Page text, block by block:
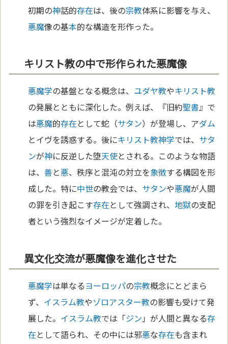
初期の神話的存在は、後の宗教体系に影響を与え、
悪魔像の基本的な構造を形作った。
キリスト教の中で形作られた悪魔像
悪魔学の基盤となる概念は、 ユダヤ教やキリスト教
の発展とともに深化した。例えば、『旧約聖書』で
は悪魔的存在として蛇（サタン）が登場し、アダム
とイヴを誘惑する。後にキリスト教神学では、 サタ
ンが神に反逆した堕天使とされる。このような物語
は、善と悪、秩序と混沌の対立を象徴する構図を形
成した。特に中世の教会では、 サタンや悪魔が人間
の罪を引き起こす存在として強調され、地獄の支配
者という強烈なイメージが定着した。
異文化交流が悪魔像を進化させた
悪魔学は単なるヨーロッパの宗教概念にとどまら
ず、 イスラム教やゾロアスター教の影響も受けて発
展した。 イスラム教では「ジン 」が人間と異なる存
在として語られ、その中には邪悪な存在も含まれ